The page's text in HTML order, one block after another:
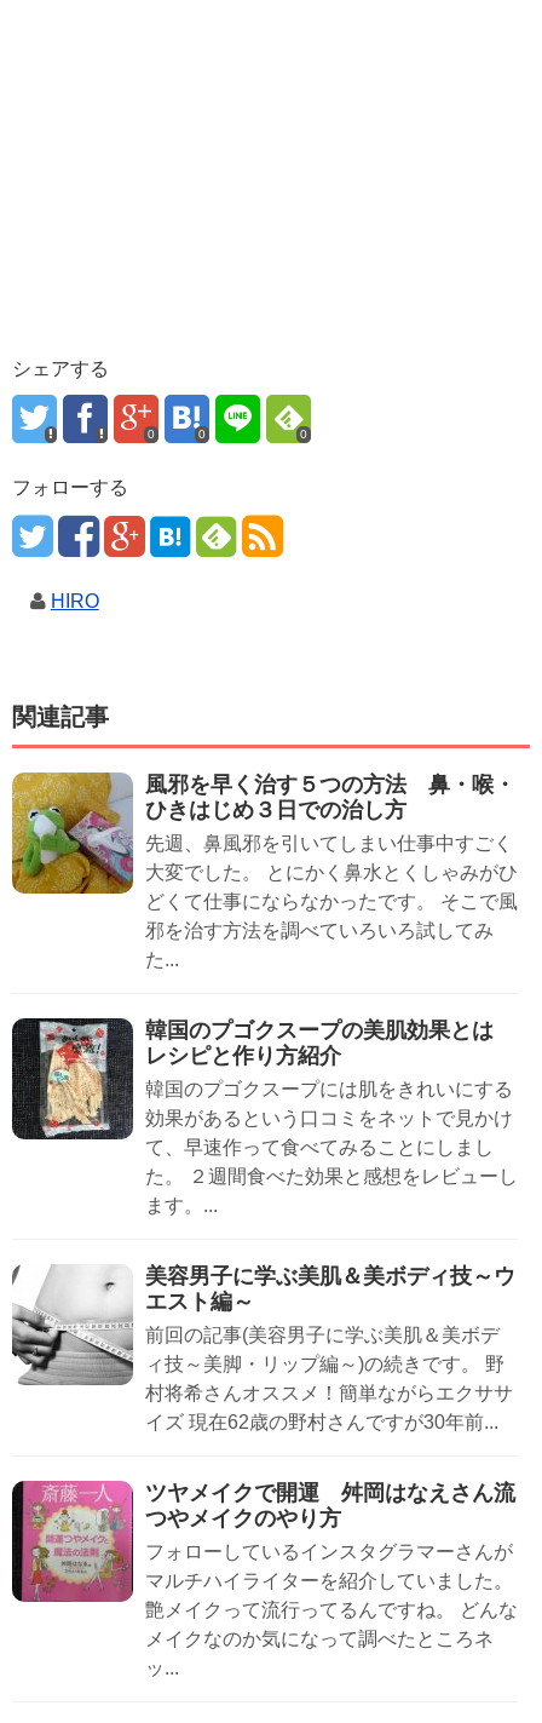
シェアする
0 0 0
フォローする
HIRO
関連記事
風邪を早く治す５つの方法 鼻・喉・
ひきはじめ３日での治し方
先週、鼻風邪を引いてしまい仕事中すごく
大変でした。 とにかく鼻水とくしゃみがひ
どくて仕事にならなかったです。 そこで風
邪を治す方法を調べていろいろ試してみ
た...
韓国のプゴクスープの美肌効果とは
レシピと作り方紹介
韓国のプゴクスープには肌をきれいにする
効果があるという口コミをネットで見かけ
て、早速作って食べてみることにしまし
た。 ２週間食べた効果と感想をレビューし
ます。...
美容男子に学ぶ美肌＆美ボディ技～ウ
エスト編～
前回の記事(美容男子に学ぶ美肌＆美ボデ
ィ技～美脚・リップ編～)の続きです。 野
村将希さんオススメ！簡単ながらエクササ
イズ 現在62歳の野村さんですが30年前...
ツヤメイクで開運 舛岡はなえさん流
つやメイクのやり方
フォローしているインスタグラマーさんが
マルチハイライターを紹介していました。
艶メイクって流行ってるんですね。 どんな
メイクなのか気になって調べたところネ
ッ...